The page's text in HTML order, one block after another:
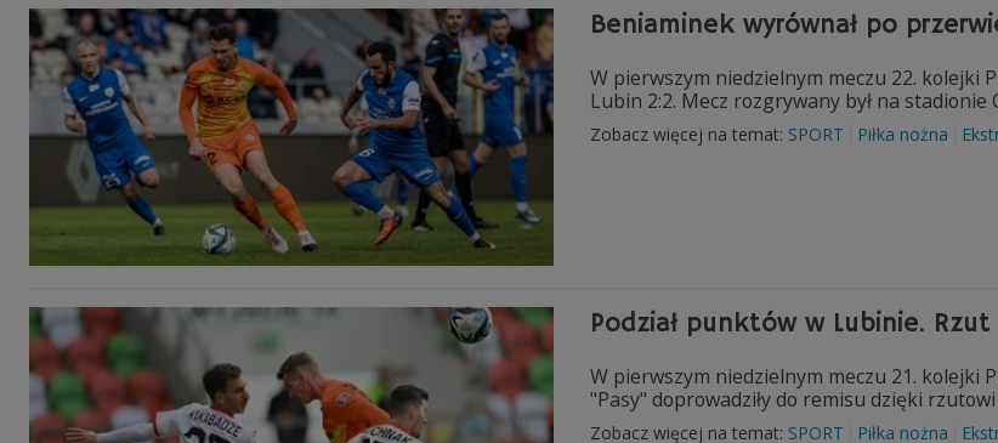
Beniaminek wyrównał po
W pierwszym niedzielnym meczu 22. kolejki
Lubin 2:2. Mecz rozgrywany był na
Zobacz więcej na temat: SPORT Piłka nożna
Podział punktów w Lubinie.
W pierwszym niedzielnym meczu 21. kolejki
"Pasy" doprowadziły do remisu dzięki
Zobacz więcej na temat: SPORT Piłka nożna